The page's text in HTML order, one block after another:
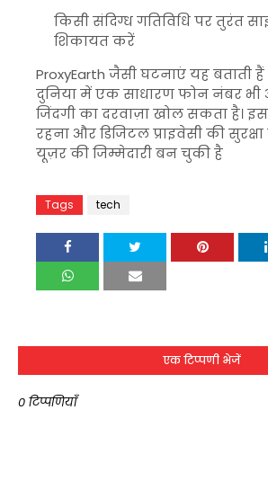
किसी संदिग्ध गतिविधि पर तुरंत
शिकायत करें
ProxyEarth जैसी घटनाएं यह बताती
दुनिया में एक साधारण फोन नंबर भी
जिंदगी का दरवाज़ा खोल सकता है।
रहना और डिजिटल प्राइवेसी की
यूज़र की जिम्मेदारी बन चुकी है
Tags tech
एक टिप्पणी भेजें
0 टिप्पणियाँ